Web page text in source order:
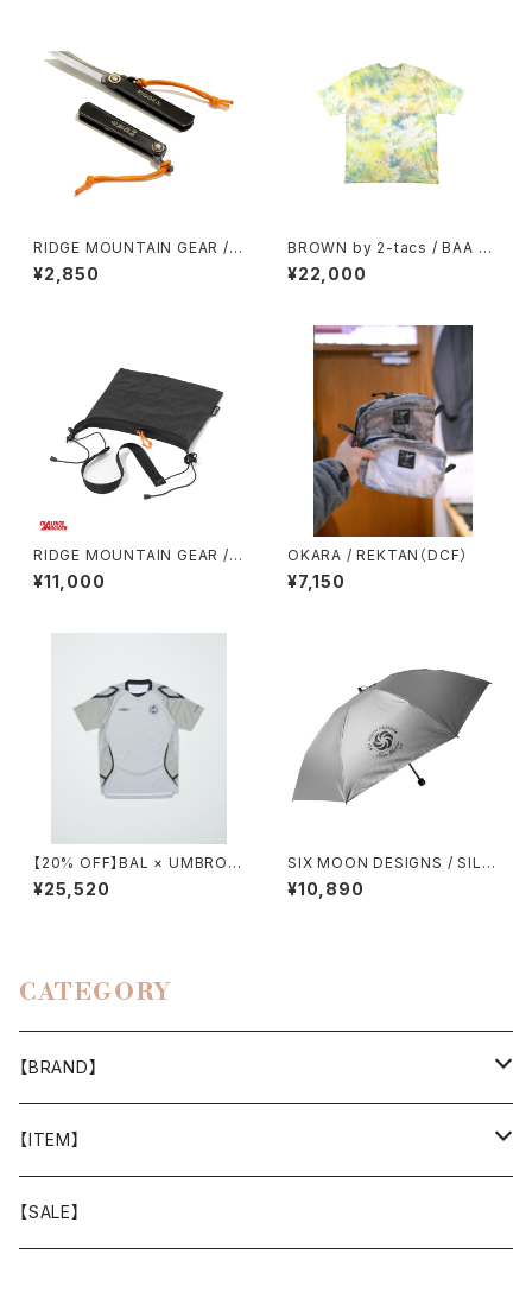
RIDGE MOUNTAIN GEAR /
肥後守 MICRO KNIFE
¥2,850
BROWN by 2-tacs / BAA WI
DE（TIE DYE）
¥22,000
RIDGE MOUNTAIN GEAR / S
ACOCHE
¥11,000
OKARA / REKTAN（DCF）
¥7,150
【20% OFF】BAL × UMBRO /
SOCCER JERSEY
¥25,520
SIX MOON DESIGNS / SILV
ER SHADOW MINI UMBREL
LA
¥10,890
CATEGORY
【BRAND】
山と道
T-SHIRT
迷迭香
【ITEM】
WEAR
【SALE】